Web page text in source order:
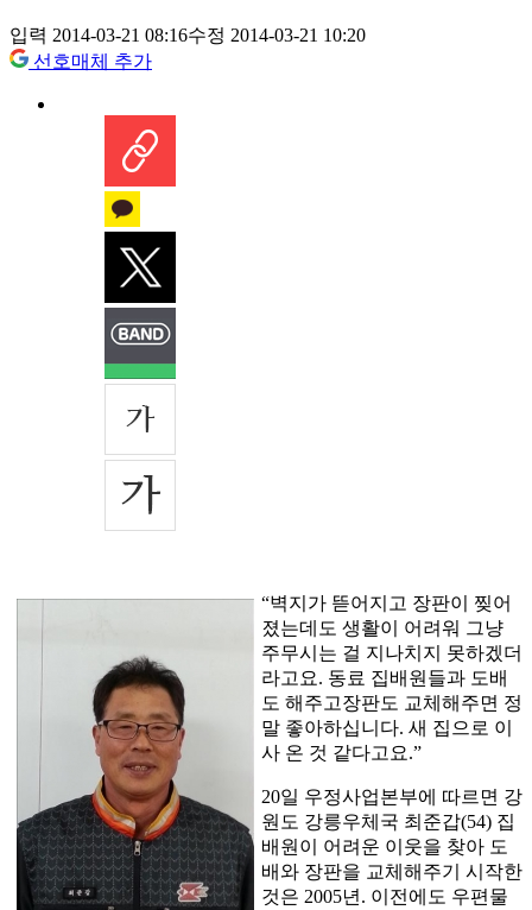
입력 2014-03-21 08:16수정 2014-03-21 10:20
선호매체 추가
“벽지가 뜯어지고 장판이 찢어
졌는데도 생활이 어려워 그냥
주무시는 걸 지나치지 못하겠더
라고요. 동료 집배원들과 도배
도 해주고장판도 교체해주면 정
말 좋아하십니다. 새 집으로 이
사 온 것 같다고요.”
20일 우정사업본부에 따르면 강
원도 강릉우체국 최준갑(54) 집
배원이 어려운 이웃을 찾아 도
배와 장판을 교체해주기 시작한
것은 2005년. 이전에도 우편물